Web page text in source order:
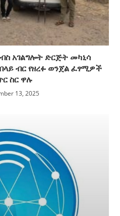
አገልግሎት ድርጅት መካኒሳ
ብር የዘረፉ ወንጀል ፈፃሚዎች
ስር ዋሉ
13, 2025